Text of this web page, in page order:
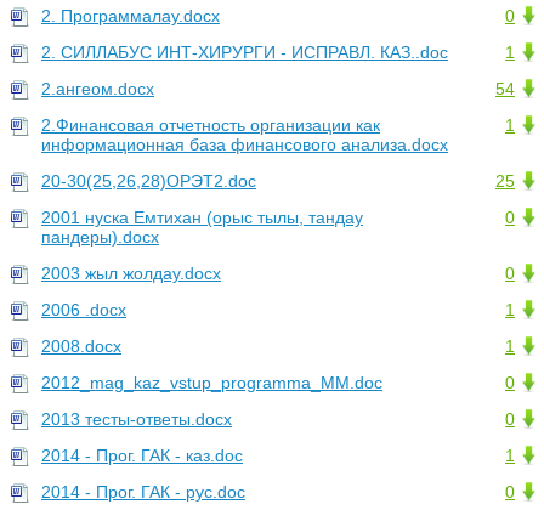
0
2. Программалау.docx
1
2. СИЛЛАБУС ИНТ-ХИРУРГИ - ИСПРАВЛ. КАЗ..doc
54
2.ангеом.docx
1
2.Финансовая отчетность организации как
информационная база финансового анализа.docx
25
20-30(25,26,28)ОРЭТ2.doc
0
2001 нуска Емтихан (орыс тылы, тандау
пандеры).docx
0
2003 жыл жолдау.docx
1
2006 .docx
1
2008.docx
0
2012_mag_kaz_vstup_programma_MM.doc
0
2013 тесты-ответы.docx
1
2014 - Прог. ГАК - каз.doc
0
2014 - Прог. ГАК - рус.doc